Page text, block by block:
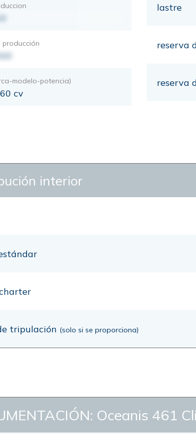
modelo-potencia)
cv
lastre
reserva
reserva
interior
tripulación (solo si se proporciona)
Oceanis 461